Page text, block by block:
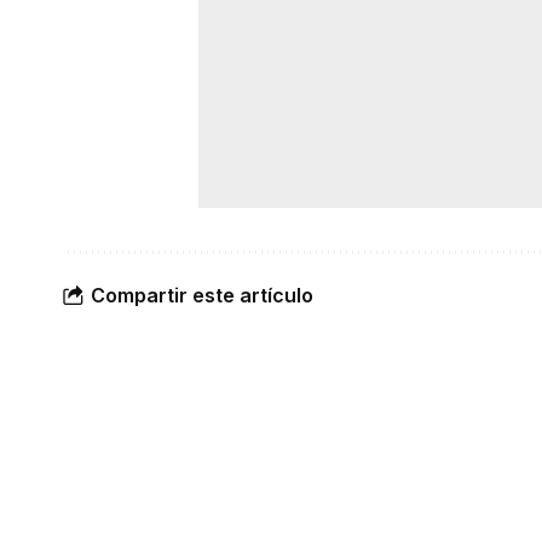
Compartir este artículo